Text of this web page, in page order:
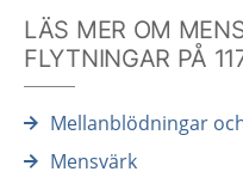
LÄS MER OM
FLYTNINGAR PÅ
Mellanblödningar
Mensvärk